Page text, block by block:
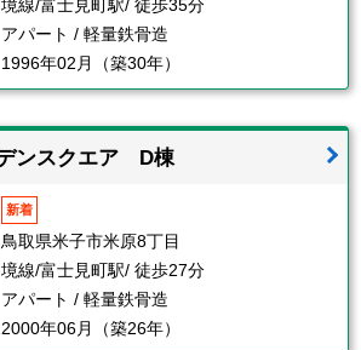
境線/富士見町駅/ 徒歩35分
アパート / 軽量鉄骨造
1996年02月（築30年）
ンスクエア D棟
新着
鳥取県米子市米原8丁目
境線/富士見町駅/ 徒歩27分
アパート / 軽量鉄骨造
2000年06月（築26年）